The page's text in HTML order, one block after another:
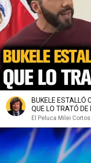
BUKELE ESTALLÓ
QUE LO TRATÓ DE
El Peluca Milei Cortos